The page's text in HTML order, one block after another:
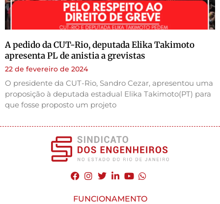
A pedido da CUT-Rio, deputada Elika Takimoto
apresenta PL de anistia a grevistas
22 de fevereiro de 2024
O presidente da CUT-Rio, Sandro Cezar, apresentou uma
proposição à deputada estadual Elika Takimoto(PT) para
que fosse proposto um projeto
FUNCIONAMENTO